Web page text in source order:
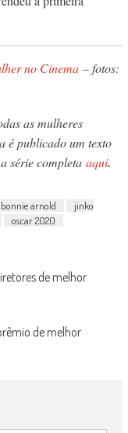
no Cinema– fotos:
as mulheres
é publicado um texto
série completa aqui.
bonnie arnold
jinko
oscar 2020
de melhor
de melhor